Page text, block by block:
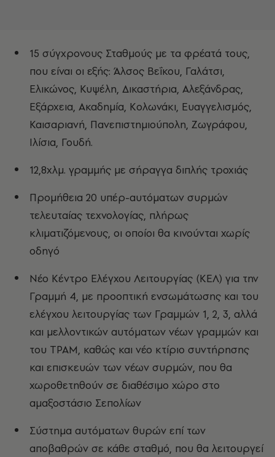
15 σύγχρονους Σταθμούς με τα φρέατά τους,
που είναι οι εξής: Άλσος Βεΐκου, Γαλάτσι,
Ελικώνος, Κυψέλη, Δικαστήρια, Αλεξάνδρας,
Εξάρχεια, Ακαδημία, Κολωνάκι, Ευαγγελισμός,
Καισαριανή, Πανεπιστημιούπολη, Ζωγράφου,
Ιλίσια, Γουδή.
12,8χλμ. γραμμής με σήραγγα διπλής τροχιάς
Προμήθεια 20 υπέρ-αυτόματων συρμών
τελευταίας τεχνολογίας, πλήρως
κλιματιζόμενους, οι οποίοι θα κινούνται χωρίς
οδηγό
Νέο Κέντρο Ελέγχου Λειτουργίας (ΚΕΛ) για την
Γραμμή 4, με προοπτική ενσωμάτωσης και του
ελέγχου λειτουργίας των Γραμμών 1, 2, 3, αλλά
και μελλοντικών αυτόματων νέων γραμμών και
του ΤΡΑΜ, καθώς και νέο κτίριο συντήρησης
και επισκευών των νέων συρμών, που θα
χωροθετηθούν σε διαθέσιμο χώρο στο
αμαξοστάσιο Σεπολίων
Σύστημα αυτόματων θυρών επί των
αποβαθρών σε κάθε σταθμό, που θα λειτουργεί